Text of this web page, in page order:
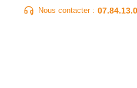
Nous contacter :